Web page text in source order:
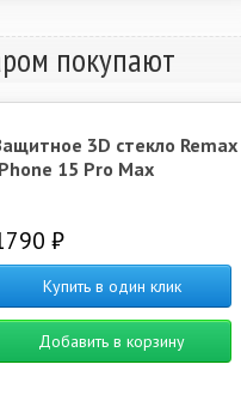
покупают
3D стекло Remax
15 Pro Max
₽
Купить в один клик
Добавить в корзину